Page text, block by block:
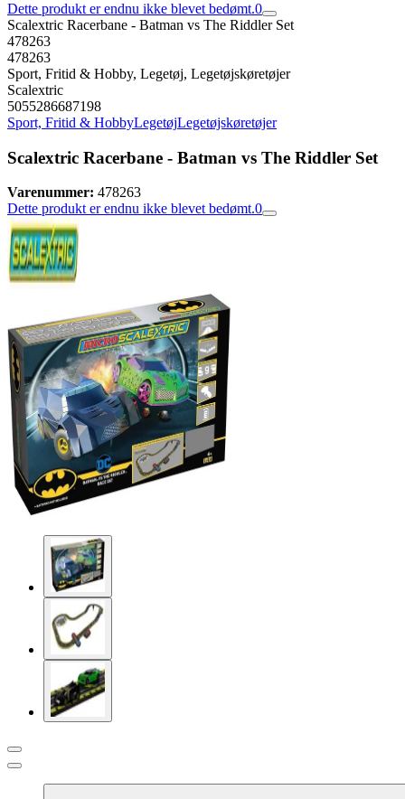
Dette produkt er endnu ikke blevet bedømt.0
Scalextric Racerbane - Batman vs The Riddler Set
478263
478263
Sport, Fritid & Hobby, Legetøj, Legetøjskøretøjer
Scalextric
5055286687198
Sport, Fritid & HobbyLegetøjLegetøjskøretøjer
Scalextric Racerbane - Batman vs The Riddler Set
Varenummer: 478263
Dette produkt er endnu ikke blevet bedømt.0